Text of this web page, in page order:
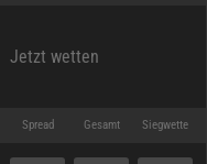
Jetzt wetten
Spread Gesamt Siegwette